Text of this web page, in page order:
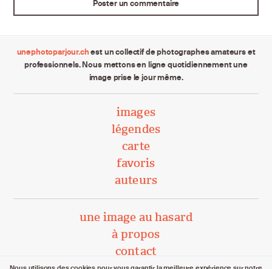
unephotoparjour.chest un collectif de photographes amateurs et
professionnels. Nous mettons en ligne quotidiennement une
image prise le jour même.
images
légendes
carte
favoris
auteurs
une image au hasard
à propos
contact